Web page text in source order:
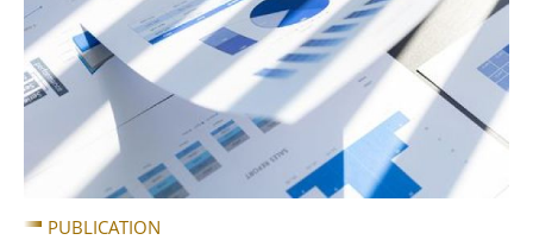
PUBLICATION